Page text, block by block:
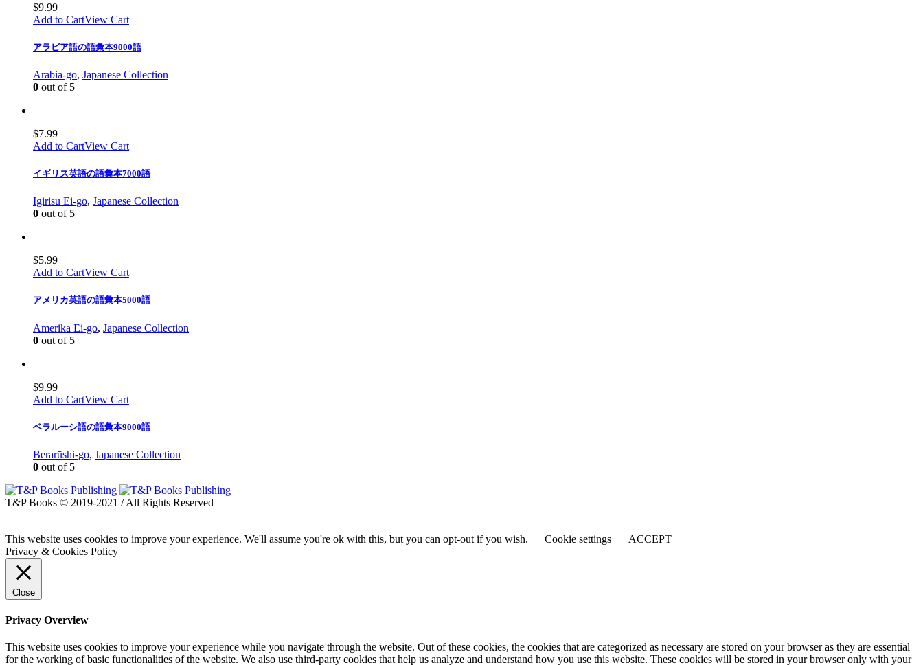
$9.99
Add to CartView Cart
アラビア語の語彙本9000語
Arabia-go, Japanese Collection
0 out of 5
$7.99
Add to CartView Cart
イギリス英語の語彙本7000語
Igirisu Ei-go, Japanese Collection
0 out of 5
$5.99
Add to CartView Cart
アメリカ英語の語彙本5000語
Amerika Ei-go, Japanese Collection
0 out of 5
$9.99
Add to CartView Cart
ベラルーシ語の語彙本9000語
Berarūshi-go, Japanese Collection
0 out of 5
T&P Books © 2019-2021 / All Rights Reserved
This website uses cookies to improve your experience. We'll assume you're ok with this, but you can opt-out if you wish. Cookie settings
ACCEPT
Privacy & Cookies Policy
Close
Privacy Overview
This website uses cookies to improve your experience while you navigate through the website. Out of these cookies, the cookies that are categorized as necessary are stored on your browser as they are essential
for the working of basic functionalities of the website. We also use third-party cookies that help us analyze and understand how you use this website. These cookies will be stored in your browser only with your